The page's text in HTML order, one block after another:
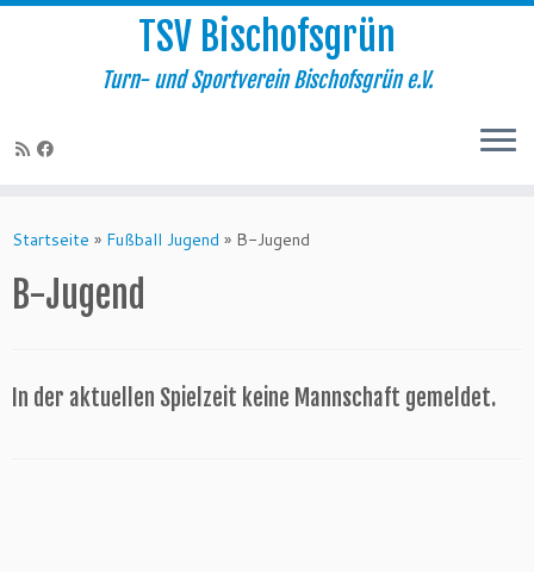
Inhalt
TSV Bischofsgrün
Turn- und Sportverein Bischofsgrün e.V.
Startseite » Fußball Jugend » B-Jugend
B-Jugend
In der aktuellen Spielzeit keine Mannschaft gemeldet.